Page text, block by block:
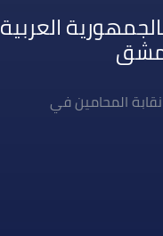
العربية
المحامين في